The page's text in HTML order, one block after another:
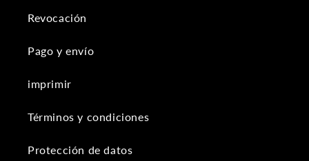
Revocación
Pago y envío
imprimir
Términos y condiciones
Protección de datos